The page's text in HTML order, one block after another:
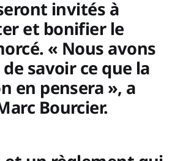
invités à
et bonifier le
« Nous avons
savoir ce que la
en pensera », a
Bourcier.